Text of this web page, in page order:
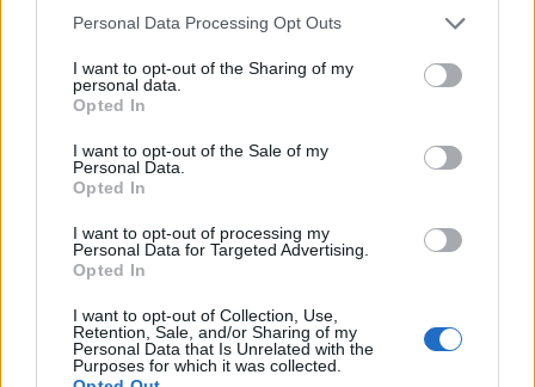
Please note that this website/app uses one or more Google
not limited to your visit or usage behaviour. You may click to
grant or deny consent to Google and its third-party tags to
use your data for below specified purposes in below Google
consent section.
Personal Data Processing Opt Outs
I want to opt-out of the Sharing of my
personal data.
Opted In
I want to opt-out of the Sale of my
Personal Data.
Opted In
I want to opt-out of processing my
Personal Data for Targeted Advertising.
Opted In
I want to opt-out of Collection, Use,
Retention, Sale, and/or Sharing of my
Personal Data that Is Unrelated with the
Purposes for which it was collected.